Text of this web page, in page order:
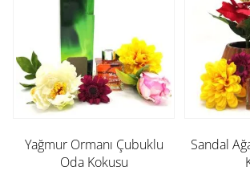
Yağmur Ormanı Çubuklu
Oda Kokusu
Sandal